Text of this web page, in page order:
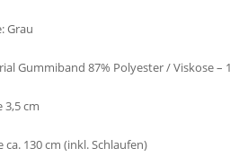
Grau
Gummiband 87% Polyester / Viskose –
3,5 cm
ca. 130 cm (inkl. Schlaufen)